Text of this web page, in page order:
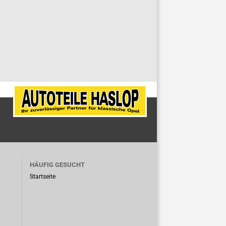
HÄUFIG GESUCHT
Startseite